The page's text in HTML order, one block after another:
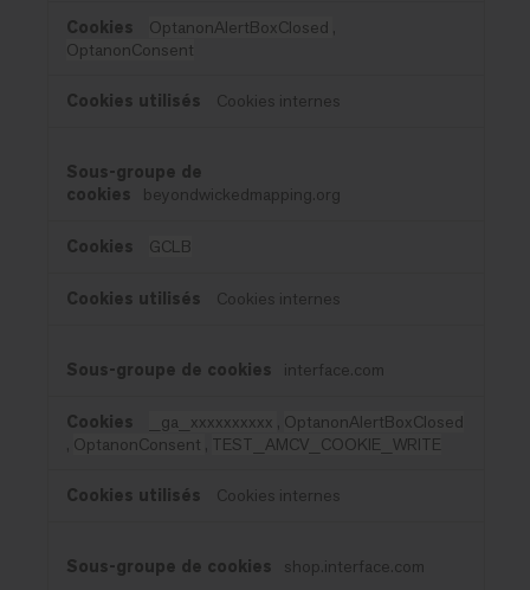
OptanonAlertBoxClosed ,
OptanonConsent
Cookies internes
beyondwickedmapping.org
GCLB
Cookies internes
interface.com
_ga_xxxxxxxxxx , OptanonAlertBoxClosed
, OptanonConsent , TEST_AMCV_COOKIE_WRITE
Cookies internes
shop.interface.com